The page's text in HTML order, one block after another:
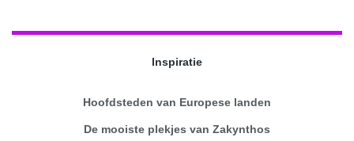
Inspiratie
Hoofdsteden van Europese landen
De mooiste plekjes van Zakynthos